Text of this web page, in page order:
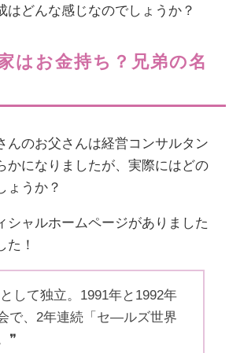
はどんな感じなのでしょうか？
はお金持ち？兄弟の名
んのお父さんは経営コンサルタン
かになりましたが、実際にはどの
ょうか？
シャルホームページがありました
た！
して独立。1991年と1992年
で、2年連続「セ―ルズ世界
❞